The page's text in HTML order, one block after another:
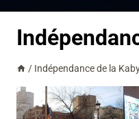
/ Indépendance de la